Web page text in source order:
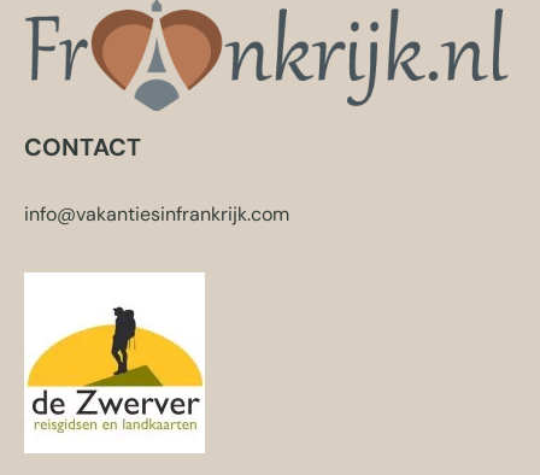
CONTACT
info@vakantiesinfrankrijk.com